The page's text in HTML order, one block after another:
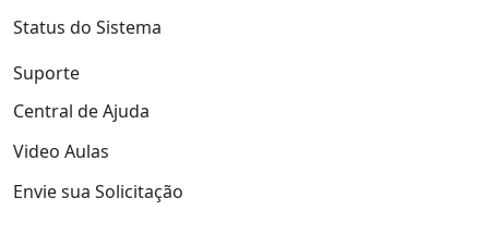
Status do Sistema
Suporte
Central de Ajuda
Video Aulas
Envie sua Solicitação